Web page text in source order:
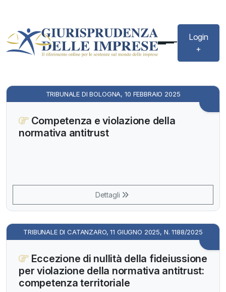
Login
+
TRIBUNALE DI BOLOGNA, 10 FEBBRAIO 2025
Competenza e violazione della
normativa antitrust
Dettagli
TRIBUNALE DI CATANZARO, 11 GIUGNO 2025, N. 1188/2025
Eccezione di nullità della fideiussione
per violazione della normativa antitrust:
competenza territoriale